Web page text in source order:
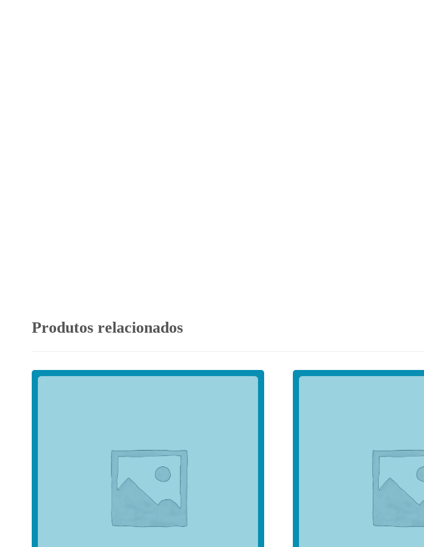
Produtos relacionados